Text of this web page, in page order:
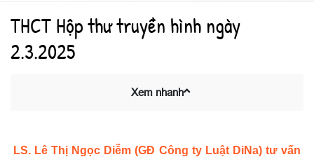
THCT Hộp thư truyền hình ngày
2.3.2025
Xem nhanh
LS. Lê Thị Ngọc Diễm (GĐ Công ty Luật DiNa) tư vấn